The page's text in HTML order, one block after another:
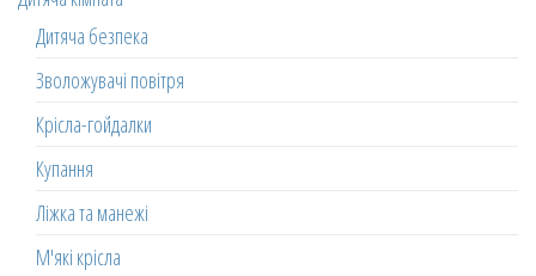
Дитяча безпека
Зволожувачі повітря
Крісла-гойдалки
Купання
Ліжка та манежі
М'які крісла